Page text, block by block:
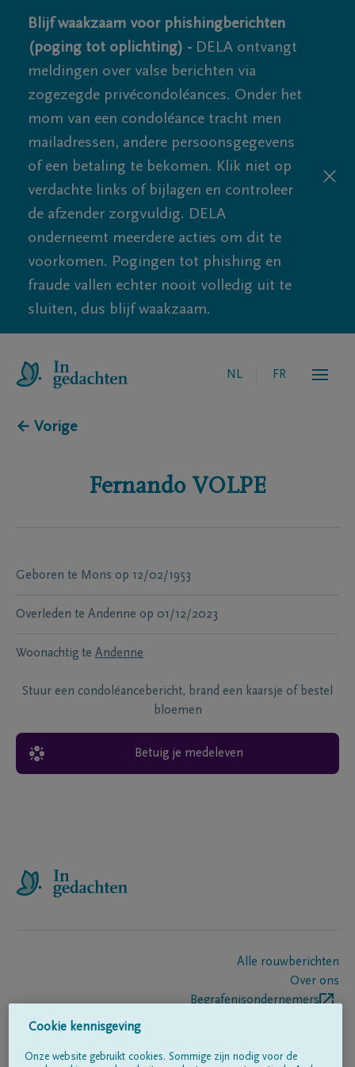
Blijf waakzaam voor phishingberichten
(poging tot oplichting) - DELA ontvangt
meldingen over valse berichten via
zogezegde privécondoléances. Onder het
mom van een condoléance tracht men
mailadressen, andere persoonsgegevens
of een betaling te bekomen. Klik niet op
verdachte links of bijlagen en controleer
de afzender zorgvuldig. DELA
onderneemt meerdere acties om dit te
voorkomen. Pogingen tot phishing en
fraude vallen echter nooit volledig uit te
sluiten, dus blijf waakzaam.
NL FR
← Vorige
Fernando VOLPE
Geboren te Mons op 12/02/1953
Overleden te Andenne op 01/12/2023
Woonachtig te Andenne
Stuur een condoléancebericht, brand een kaarsje of bestel
bloemen
Betuig je medeleven
Alle rouwberichten
Over ons
Begrafenisondernemers
Cookie kennisgeving
Onze website gebruikt cookies. Sommige zijn nodig voor de